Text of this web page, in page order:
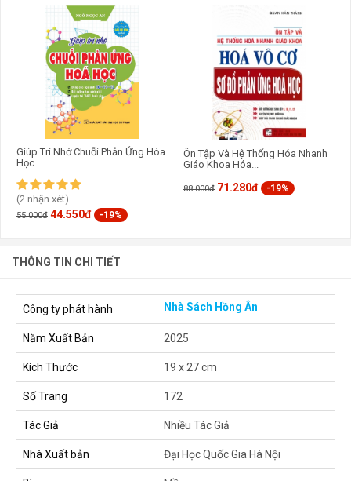
Giúp Trí Nhớ Chuỗi Phản Ứng Hóa
Học
(2 nhận xét)
55.000đ 44.550đ -19%
Ôn Tập Và Hệ Thống Hóa Nhanh
Giáo Khoa Hóa...
88.000đ 71.280đ -19%
THÔNG TIN CHI TIẾT
Công ty phát hành Nhà Sách Hồng Ân
Năm Xuất Bản 2025
Kích Thước 19 x 27 cm
Số Trang 172
Tác Giả Nhiều Tác Giả
Nhà Xuất bản Đại Học Quốc Gia Hà Nội